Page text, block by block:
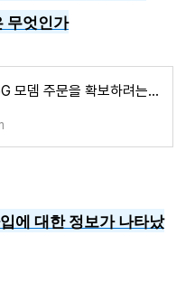
무엇인가
Apple 커스텀 5G 모뎀 주문을 확보하려는 움직임이 나타나고 있다? 그 내용은 무엇인가
에 대한 정보가 나타났